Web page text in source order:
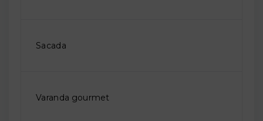
Sacada
Varanda gourmet